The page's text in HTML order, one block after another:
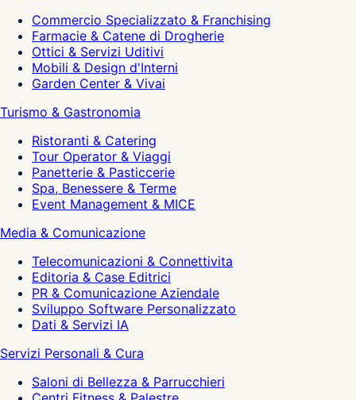
Commercio Specializzato & Franchising
Farmacie & Catene di Drogherie
Ottici & Servizi Uditivi
Mobili & Design d'Interni
Garden Center & Vivai
Turismo & Gastronomia
Ristoranti & Catering
Tour Operator & Viaggi
Panetterie & Pasticcerie
Spa, Benessere & Terme
Event Management & MICE
Media & Comunicazione
Telecomunicazioni & Connettivita
Editoria & Case Editrici
PR & Comunicazione Aziendale
Sviluppo Software Personalizzato
Dati & Servizi IA
Servizi Personali & Cura
Saloni di Bellezza & Parrucchieri